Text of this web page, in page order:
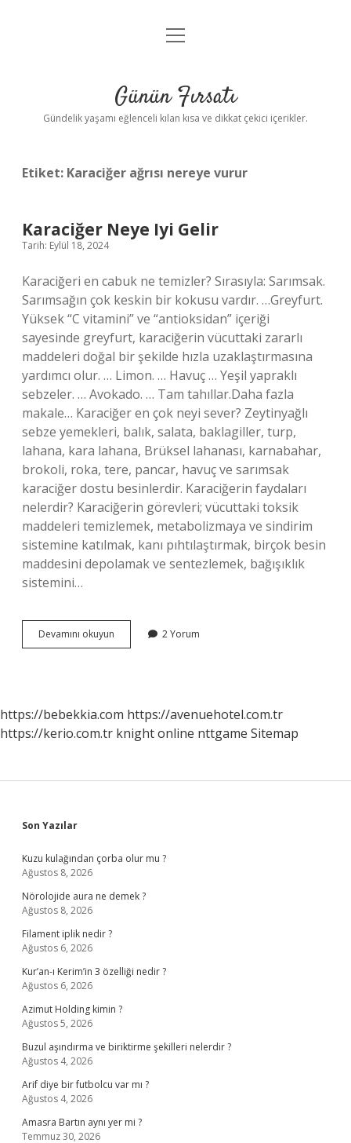
Anasayfa
Yasal Uyarı
menüyü
Günün Fırsatı
Gündelik yaşamı eğlenceli kılan kısa ve dikkat çekici içerikler.
Etiket: Karaciğer ağrısı nereye vurur
Karaciğer Neye Iyi Gelir
Tarih: Eylül 18, 2024
Karaciğeri en cabuk ne temizler? Sırasıyla: Sarımsak.
Sarımsağın çok keskin bir kokusu vardır. …Greyfurt.
Yüksek “C vitamini” ve “antioksidan” içeriği
sayesinde greyfurt, karaciğerin vücuttaki zararlı
maddeleri doğal bir şekilde hızla uzaklaştırmasına
yardımcı olur. … Limon. … Havuç … Yeşil yapraklı
sebzeler. … Avokado. … Tam tahıllar.Daha fazla
makale… Karaciğer en çok neyi sever? Zeytinyağlı
sebze yemekleri, balık, salata, baklagiller, turp,
lahana, kara lahana, Brüksel lahanası, karnabahar,
brokoli, roka, tere, pancar, havuç ve sarımsak
karaciğer dostu besinlerdir. Karaciğerin faydaları
nelerdir? Karaciğerin görevleri; vücuttaki toksik
maddeleri temizlemek, metabolizmaya ve sindirim
sistemine katılmak, kanı pıhtılaştırmak, birçok besin
maddesini depolamak ve sentezlemek, bağışıklık
sistemini…
Devamını okuyun Karaciğer
Neye
2 Yorum
https://bebekkia.com https://avenuehotel.com.tr
https://kerio.com.tr knight online nttgame Sitemap
Sidebar
Son Yazılar
Kuzu kulağından çorba olur mu ?
Ağustos 8, 2026
Nörolojide aura ne demek ?
Ağustos 8, 2026
Filament iplik nedir ?
Ağustos 6, 2026
Kur’an-ı Kerim’in 3 özelliği nedir ?
Ağustos 6, 2026
Azimut Holding kimin ?
Ağustos 5, 2026
Buzul aşındırma ve biriktirme şekilleri nelerdir ?
Ağustos 4, 2026
Arif diye bir futbolcu var mı ?
Ağustos 4, 2026
Amasra Bartın aynı yer mi ?
Temmuz 30, 2026